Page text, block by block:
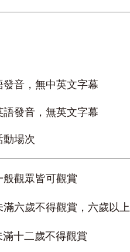
發音，無中英文字幕
語發音，無英文字幕
動場次
般觀眾皆可觀賞
滿六歲不得觀賞，六歲以
滿十二歲不得觀賞